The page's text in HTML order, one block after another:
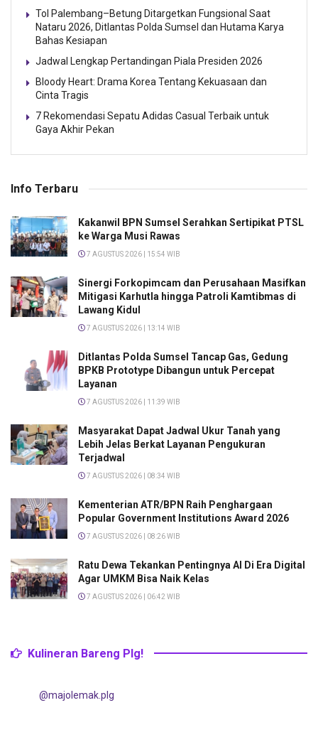
Tol Palembang–Betung Ditargetkan Fungsional Saat
Nataru 2026, Ditlantas Polda Sumsel dan Hutama Karya
Bahas Kesiapan
Jadwal Lengkap Pertandingan Piala Presiden 2026
Bloody Heart: Drama Korea Tentang Kekuasaan dan
Cinta Tragis
7 Rekomendasi Sepatu Adidas Casual Terbaik untuk
Gaya Akhir Pekan
Info Terbaru
Kakanwil BPN Sumsel Serahkan Sertipikat PTSL
ke Warga Musi Rawas
7 AGUSTUS 2026 | 15:54 WIB
Sinergi Forkopimcam dan Perusahaan Masifkan
Mitigasi Karhutla hingga Patroli Kamtibmas di
Lawang Kidul
7 AGUSTUS 2026 | 13:14 WIB
Ditlantas Polda Sumsel Tancap Gas, Gedung
BPKB Prototype Dibangun untuk Percepat
Layanan
7 AGUSTUS 2026 | 11:39 WIB
Masyarakat Dapat Jadwal Ukur Tanah yang
Lebih Jelas Berkat Layanan Pengukuran
Terjadwal
7 AGUSTUS 2026 | 08:34 WIB
Kementerian ATR/BPN Raih Penghargaan
Popular Government Institutions Award 2026
7 AGUSTUS 2026 | 08:26 WIB
Ratu Dewa Tekankan Pentingnya AI Di Era Digital
Agar UMKM Bisa Naik Kelas
7 AGUSTUS 2026 | 06:42 WIB
Kulineran Bareng Plg!
@majolemak.plg